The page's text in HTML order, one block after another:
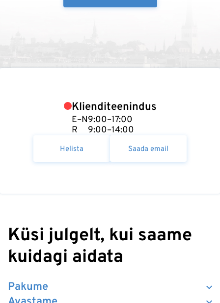
Klienditeenindus
E–N
R
9:00–17:00
9:00–14:00
Helista Saada email
Küsi julgelt, kui saame
kuidagi aidata
Pakume